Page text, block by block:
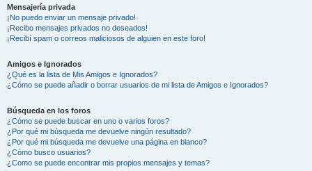
Mensajería privada
¡No puedo enviar un mensaje privado!
¡Recibo mensajes privados no deseados!
¡Recibí spam o correos maliciosos de alguien en este foro!
Amigos e Ignorados
¿Qué es la lista de Mis Amigos e Ignorados?
¿Cómo se puede añadir o borrar usuarios de mi lista de Amigos e Ignorados?
Búsqueda en los foros
¿Cómo se puede buscar en uno o varios foros?
¿Por qué mi búsqueda me devuelve ningún resultado?
¿Por qué mi búsqueda me devuelve una página en blanco?
¿Cómo busco usuarios?
¿Como se puede encontrar mis propios mensajes y temas?